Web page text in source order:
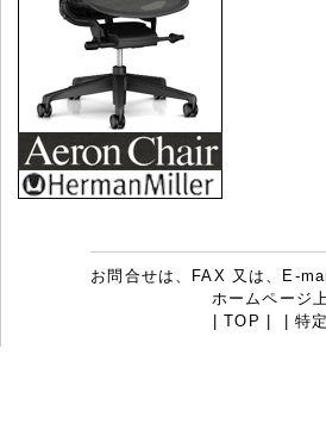
お問合せは、FAX 又は、E-
ホームページ
|TOP |特